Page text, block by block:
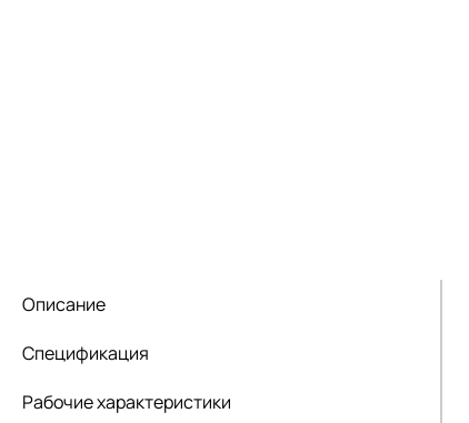
Описание
Спецификация
Рабочие характеристики